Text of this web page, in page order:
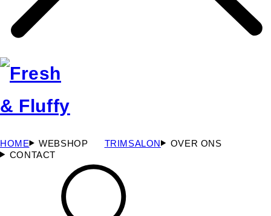
HOME WEBSHOP TRIMSALON
OVER ONS
CONTACT